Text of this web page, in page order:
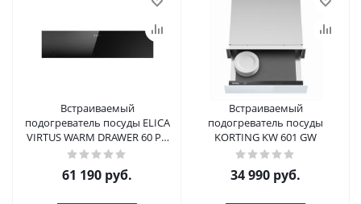
Встраиваемый
подогреватель посуды ELICA
VIRTUS WARM DRAWER 60 PP
BL
61 190 руб.
Встраиваемый
подогреватель посуды
KORTING KW 601 GW
34 990 руб.